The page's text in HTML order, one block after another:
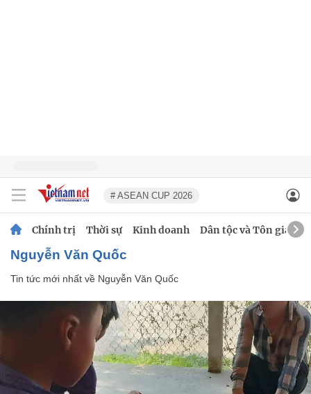
# ASEAN CUP 2026
Chính trị Thời sự Kinh doanh Dân tộc và Tôn giáo
Nguyễn Văn Quốc
Tin tức mới nhất về Nguyễn Văn Quốc